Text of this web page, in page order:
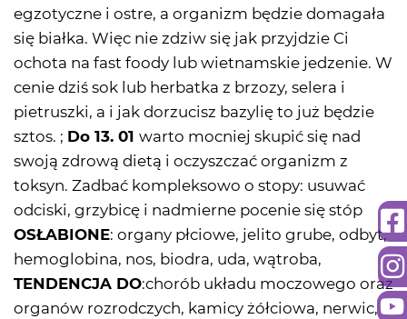
egzotyczne i ostre, a organizm będzie domagała
się białka. Więc nie zdziw się jak przyjdzie Ci
ochota na fast foody lub wietnamskie jedzenie. W
cenie dziś sok lub herbatka z brzozy, selera i
pietruszki, a i jak dorzucisz bazylię to już będzie
sztos. ; Do 13. 01 warto mocniej skupić się nad
swoją zdrową dietą i oczyszczać organizm z
toksyn. Zadbać kompleksowo o stopy: usuwać
odciski, grzybicę i nadmierne pocenie się stóp
OSŁABIONE: organy płciowe, jelito grube, odbyt,
hemoglobina, nos, biodra, uda, wątroba,
TENDENCJA DO:chorób układu moczowego oraz
organów rozrodczych, kamicy żółciowa, nerwic,